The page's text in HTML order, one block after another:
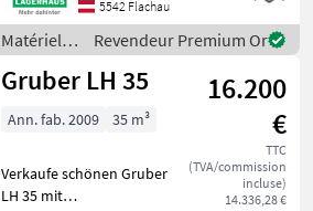
ausreichend Zeit für die
Beratung un
5542 Flachau
Matériels
de
fenaison /
Revendeur Premium Or
Gruber LH 35
16.200
€
TTC
(TVA/commission
incluse)
14.336,28 €
Ann. fab. 2009 35 m³
Verkaufe schönen Gruber
LH 35 mit